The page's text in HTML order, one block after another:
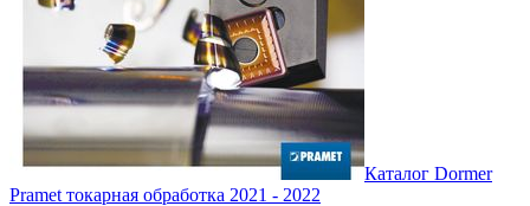
Каталог Dormer
Pramet токарная обработка 2021 - 2022